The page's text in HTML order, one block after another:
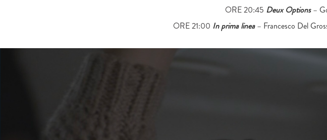
ORE 20:45 Deux Options–
ORE 21:00 In prima linea– Francesco Del